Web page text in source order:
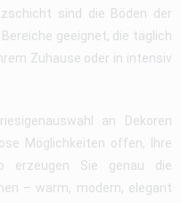
sind die Böden der
geeignet, die täglich
Zuhause oder in intensiv
an Dekoren
Möglichkeiten offen, Ihre
erzeugen Sie genau die
– warm, modern, elegant